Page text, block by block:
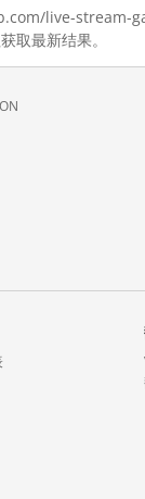
live-stream-
取最新结果。